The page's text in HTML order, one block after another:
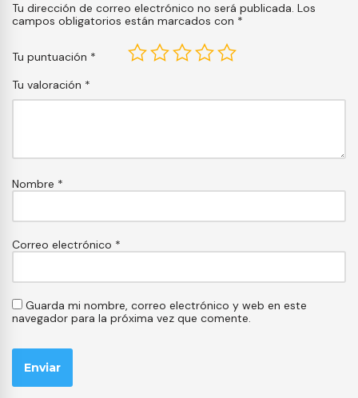
Tu dirección de correo electrónico no será publicada. Los
campos obligatorios están marcados con *
Tu puntuación *
Tu valoración *
Nombre *
Correo electrónico *
Guarda mi nombre, correo electrónico y web en este
navegador para la próxima vez que comente.